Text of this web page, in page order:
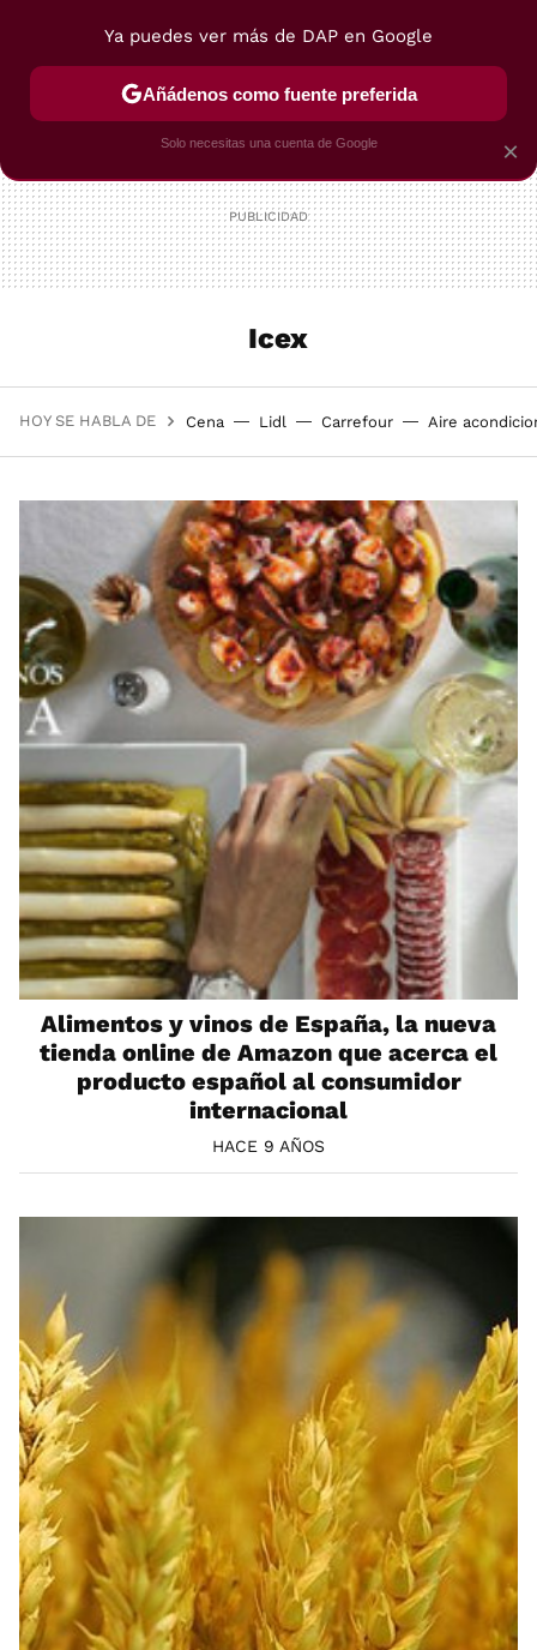
POSTRES VIAJES SELECCIÓN VEGUI
Icex
HOY SE HABLA DE Cena Lidl Carrefour Aire
Alimentos y vinos de España, la nueva
tienda online de Amazon que acerca el
producto español al consumidor
internacional
HACE 9 AÑOS
×
Ya puedes ver más de DAP en Google
Añádenos como fuente preferida
Solo necesitas una cuenta de Google